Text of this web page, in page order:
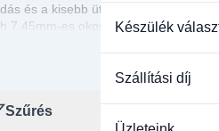
Készülék
Szállítási díj
és a kisebb ütődések, így
7 45mm-es okosórád élettartamát
a legújabb okoseszközeik a
Apple Watch 7 45mm üvegfólia
védelmet garantálják, de az
Szűrés